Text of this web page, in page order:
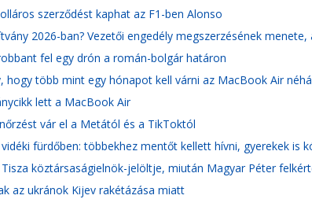
szerződést kaphat az F1-ben Alonso
2026-ban? Vezetői engedély megszerzésének menete,
fel egy drón a román-bolgár határon
hogy több mint egy hónapot kell várni az MacBook Air
lett a MacBook Air
vár el a Metától és a TikToktól
fürdőben: többekhez mentőt kellett hívni, gyerekek is
köztársaságielnök-jelöltje, miután Magyar Péter
az ukránok Kijev rakétázása miatt